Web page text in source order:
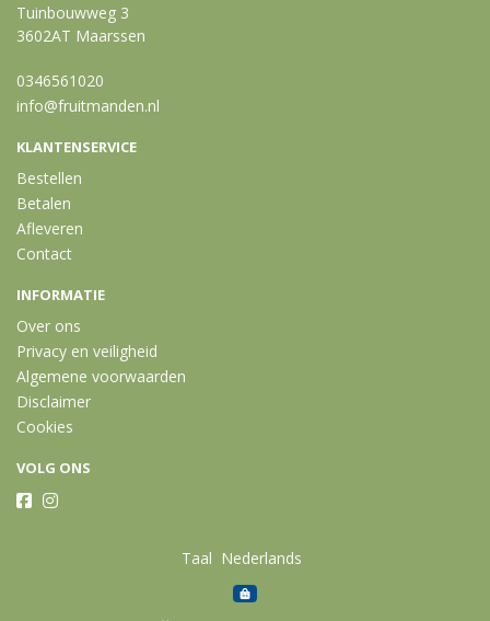
Tuinbouwweg 3
3602AT Maarssen
0346561020
info@fruitmanden.nl
KLANTENSERVICE
Bestellen
Betalen
Afleveren
Contact
INFORMATIE
Over ons
Privacy en veiligheid
Algemene voorwaarden
Disclaimer
Cookies
VOLG ONS
Taal